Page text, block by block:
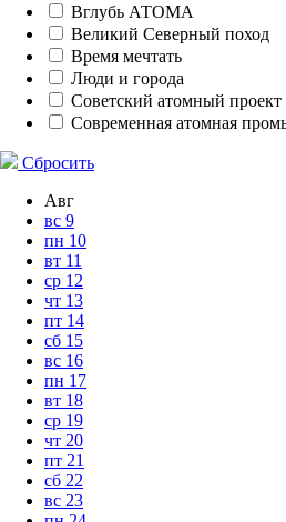
Вглубь АТОМА
Великий Северный поход
Время мечтать
Люди и города
Советский атомный проект
Современная атомная
Сбросить
Авг
вс 9
пн 10
вт 11
ср 12
чт 13
пт 14
сб 15
вс 16
пн 17
вт 18
ср 19
чт 20
пт 21
сб 22
вс 23